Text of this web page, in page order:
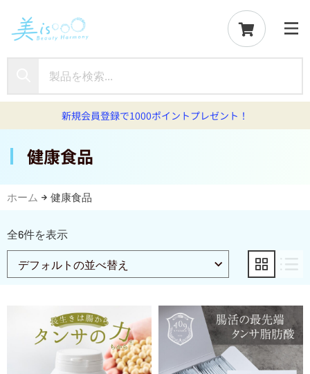
新規会員登録で1000ポイントプレゼント！
健康食品
ホーム 健康食品
全6件を表示